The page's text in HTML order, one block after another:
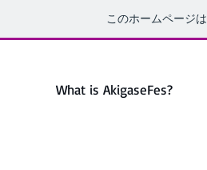
このホームページは
What is AkigaseFes?